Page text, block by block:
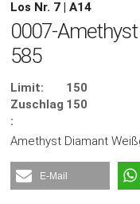
Los Nr. 7 | A14
0007-
585
Limit:
150
Zuschlag
:
150
Amethyst Diamant
E-Mail